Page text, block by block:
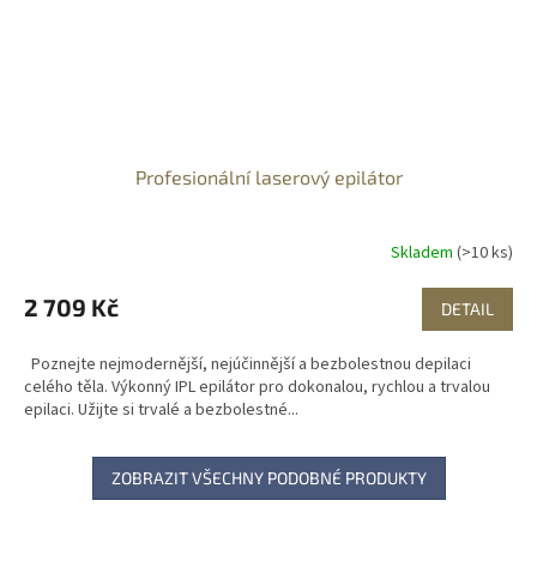
Profesionální laserový epilátor
Skladem (>10 ks)
2 709 Kč DETAIL
Poznejte nejmodernější, nejúčinnější a bezbolestnou depilaci
celého těla. Výkonný IPL epilátor pro dokonalou, rychlou a trvalou
epilaci. Užijte si trvalé a bezbolestné...
ZOBRAZIT VŠECHNY PODOBNÉ PRODUKTY